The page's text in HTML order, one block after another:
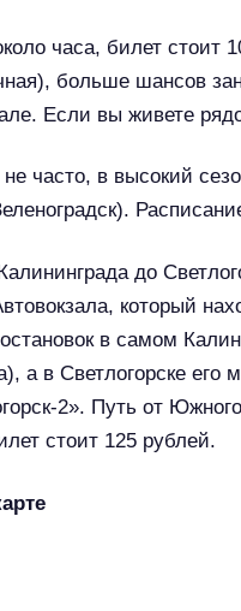
часа, билет
больше шансов
Если вы живете
не часто, в высокий
до
который
в самом
а в Светлогорске
2». Путь от
стоит 125 рублей.